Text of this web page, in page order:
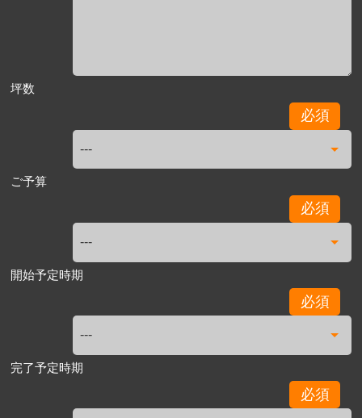
坪数
必須
ご予算
必須
開始予定時期
必須
完了予定時期
必須